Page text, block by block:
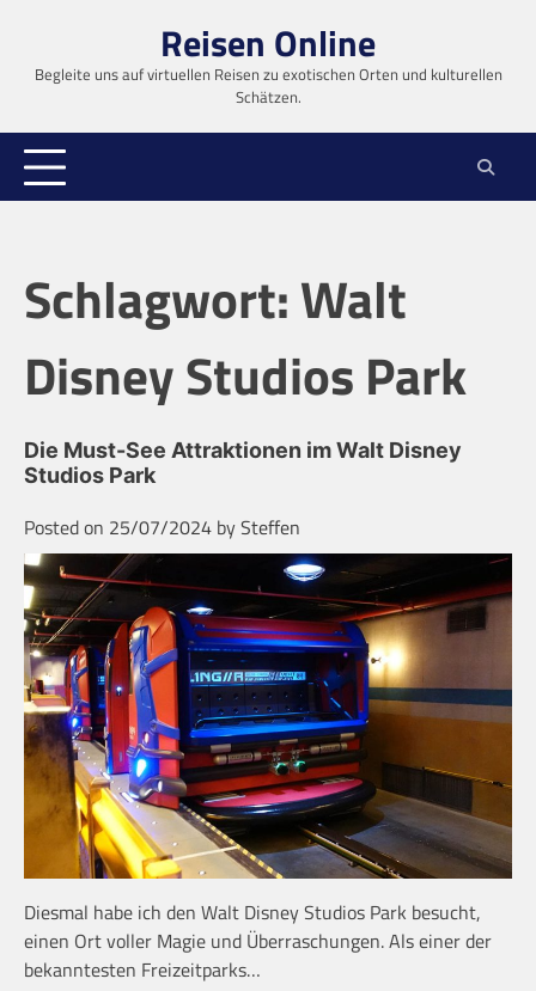
content
Reisen Online
Begleite uns auf virtuellen Reisen zu exotischen Orten und kulturellen
Schätzen.
Schlagwort:Walt
Disney Studios Park
Die Must-See Attraktionen im Walt Disney
Studios Park
Posted on 25/07/2024 bySteffen
Diesmal habe ich den Walt Disney Studios Park besucht,
einen Ort voller Magie und Überraschungen. Als einer der
bekanntesten Freizeitparks…